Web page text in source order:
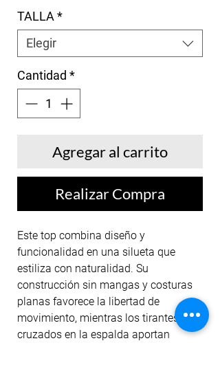
TALLA *
Elegir
Cantidad *
Agregar al carrito
Realizar Compra
Este top combina diseño y
funcionalidad en una silueta que
estiliza con naturalidad. Su
construcción sin mangas y costuras
planas favorece la libertad de
movimiento, mientras los tirantes
cruzados en la espalda aportan